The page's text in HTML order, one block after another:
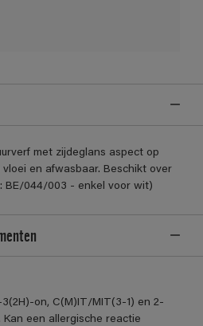
met zijdeglans aspect op
en afwasbaar. Beschikt over
BE/044/003 - enkel voor wit)
on, C(M)IT/MIT(3-1) en 2-
een allergische reactie